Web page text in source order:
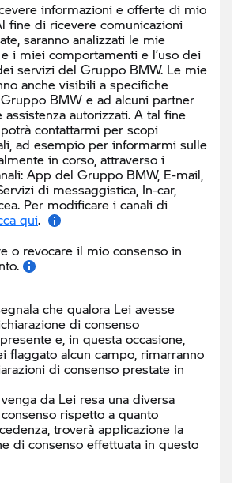
informazioni e offerte di mio
fine di ricevere comunicazioni
saranno analizzati le mie
i miei comportamenti e l’uso dei
servizi del Gruppo BMW. Le mie
anche visibili a specifiche
BMW e ad alcuni partner
autorizzati. A tal fine
contattarmi per scopi
ad esempio per informarmi sulle
in corso, attraverso i
App del Gruppo BMW, E-mail,
di messaggistica, In-car,
Per modificare i canali di
qui.
o revocare il mio consenso in
che qualora Lei avesse
di consenso
e, in questa occasione,
flaggato alcun campo, rimarranno
di consenso prestate in
da Lei resa una diversa
rispetto a quanto
troverà applicazione la
di consenso effettuata in questo